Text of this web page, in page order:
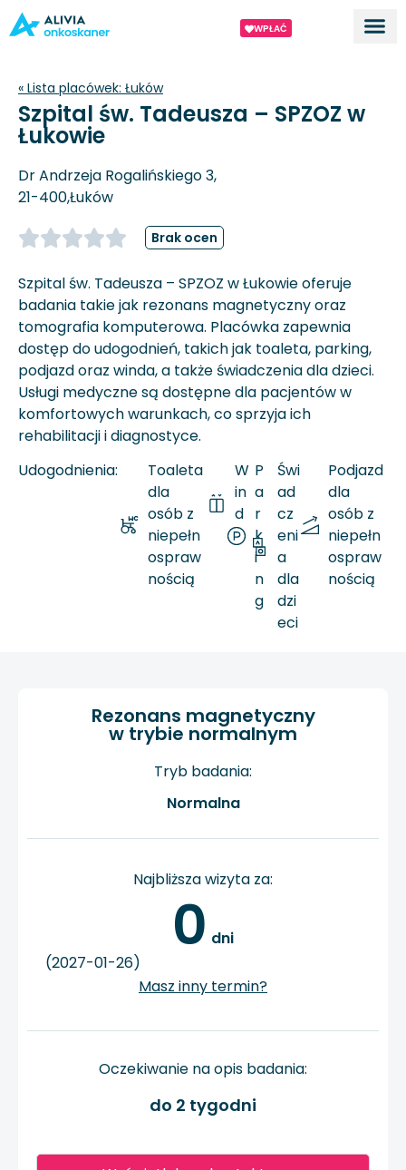
WPŁAĆ
« Lista placówek: Łuków
Szpital św. Tadeusza – SPZOZ w
Łukowie
Dr Andrzeja Rogalińskiego 3,
21-400,Łuków
Brak ocen
Szpital św. Tadeusza – SPZOZ w Łukowie oferuje
badania takie jak rezonans magnetyczny oraz
tomografia komputerowa. Placówka zapewnia
dostęp do udogodnień, takich jak toaleta, parking,
podjazd oraz winda, a także świadczenia dla dzieci.
Usługi medyczne są dostępne dla pacjentów w
komfortowych warunkach, co sprzyja ich
rehabilitacji i diagnostyce.
Udogodnienia:
Toaleta
dla
osób z
niepełn
ospraw
nością
W
in
d
a
P
a
r
k
i
n
g
Świ
ad
cz
eni
a
dla
dzi
eci
Podjazd
dla
osób z
niepełn
ospraw
nością
Rezonans magnetyczny
w trybie normalnym
Tryb badania:
Normalna
Najbliższa wizyta za:
0 dni
(2027-01-26)
Masz inny termin?
Oczekiwanie na opis badania:
do 2 tygodni